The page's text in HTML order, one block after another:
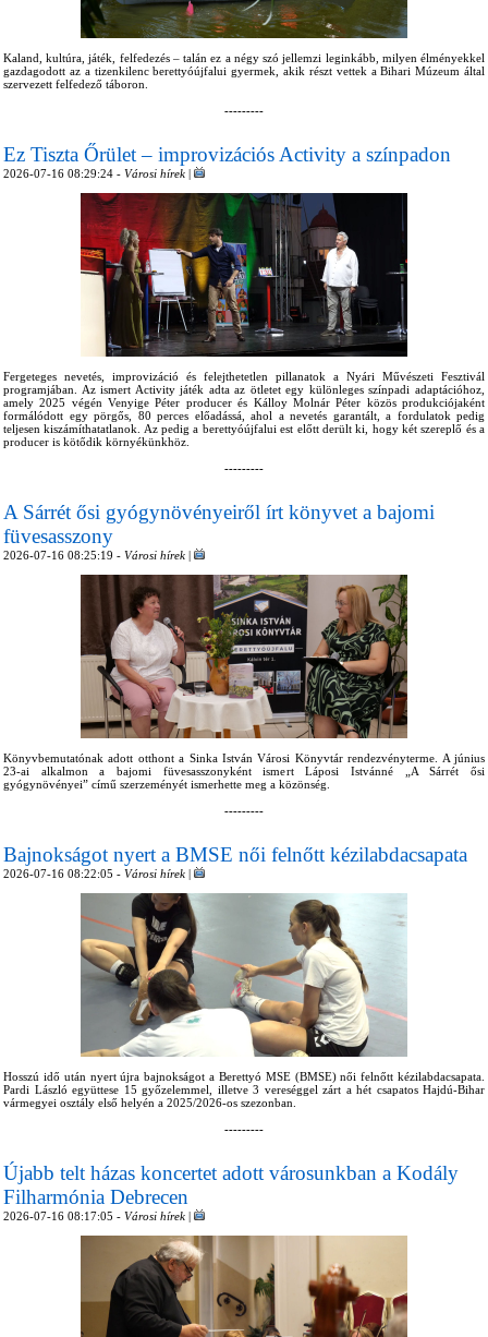
Kaland, kultúra, játék, felfedezés – talán ez a négy szó jellemzi leginkább, milyen élményekkel
gazdagodott az a tizenkilenc berettyóújfalui gyermek, akik részt vettek a Bihari Múzeum által
szervezett felfedező táboron.
---------
Ez Tiszta Őrület – improvizációs Activity a színpadon
2026-07-16 08:29:24 - Városi hírek |
Fergeteges nevetés, improvizáció és felejthetetlen pillanatok a Nyári Művészeti Fesztivál
programjában. Az ismert Activity játék adta az ötletet egy különleges színpadi adaptációhoz,
amely 2025 végén Venyige Péter producer és Kálloy Molnár Péter közös produkciójaként
formálódott egy pörgős, 80 perces előadássá, ahol a nevetés garantált, a fordulatok pedig
teljesen kiszámíthatatlanok. Az pedig a berettyóújfalui est előtt derült ki, hogy két szereplő és a
producer is kötődik környékünkhöz.
---------
A Sárrét ősi gyógynövényeiről írt könyvet a bajomi
füvesasszony
2026-07-16 08:25:19 - Városi hírek |
Könyvbemutatónak adott otthont a Sinka István Városi Könyvtár rendezvényterme. A június
23-ai alkalmon a bajomi füvesasszonyként ismert Láposi Istvánné „A Sárrét ősi
gyógynövényei” című szerzeményét ismerhette meg a közönség.
---------
Bajnokságot nyert a BMSE női felnőtt kézilabdacsapata
2026-07-16 08:22:05 - Városi hírek |
Hosszú idő után nyert újra bajnokságot a Berettyó MSE (BMSE) női felnőtt kézilabdacsapata.
Pardi László együttese 15 győzelemmel, illetve 3 vereséggel zárt a hét csapatos Hajdú-Bihar
vármegyei osztály első helyén a 2025/2026-os szezonban.
---------
Újabb telt házas koncertet adott városunkban a Kodály
Filharmónia Debrecen
2026-07-16 08:17:05 - Városi hírek |